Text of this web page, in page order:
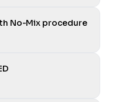
No-Mix procedure